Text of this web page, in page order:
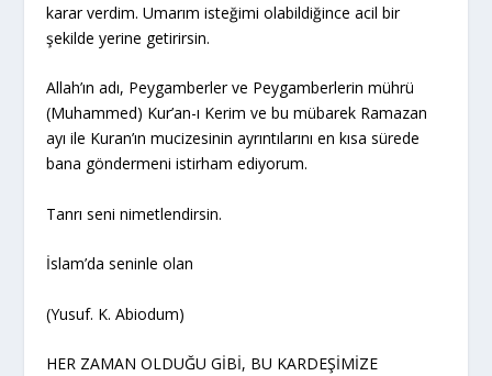
karar verdim. Umarım isteğimi olabildiğince acil bir
şekilde yerine getirirsin.
Allah’ın adı, Peygamberler ve Peygamberlerin mührü
(Muhammed) Kur’an-ı Kerim ve bu mübarek Ramazan
ayı ile Kuran’ın mucizesinin ayrıntılarını en kısa sürede
bana göndermeni istirham ediyorum.
Tanrı seni nimetlendirsin.
İslam’da seninle olan
(Yusuf. K. Abiodum)
HER ZAMAN OLDUĞU GİBİ, BU KARDEŞİMİZE